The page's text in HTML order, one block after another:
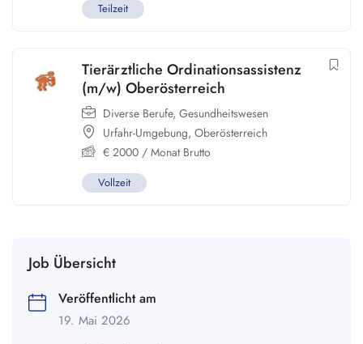
Teilzeit
Tierärztliche Ordinationsassistenz
(m/w) Oberösterreich
Diverse Berufe, Gesundheitswesen
Urfahr-Umgebung, Oberösterreich
€ 2000 / Monat Brutto
Vollzeit
Job Übersicht
Veröffentlicht am
19. Mai 2026